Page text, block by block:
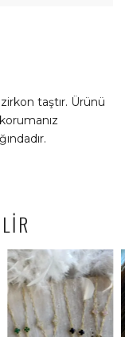
taştır. Ürünü